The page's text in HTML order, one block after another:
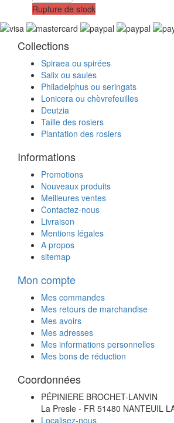
Rupture de stock
Collections
Spiraea ou spirées
Salix ou saules
Philadelphus ou seringats
Lonicera ou chèvrefeuilles
Deutzia
Taille des rosiers
Plantation des rosiers
Informations
Promotions
Nouveaux produits
Meilleures ventes
Contactez-nous
Livraison
Mentions légales
A propos
sitemap
Mon compte
Mes commandes
Mes retours de marchandise
Mes avoirs
Mes adresses
Mes informations personnelles
Mes bons de réduction
Coordonnées
PÉPINIERE BROCHET-LANVIN
La Presle - FR 51480 NANTEUIL
Localisez-nous